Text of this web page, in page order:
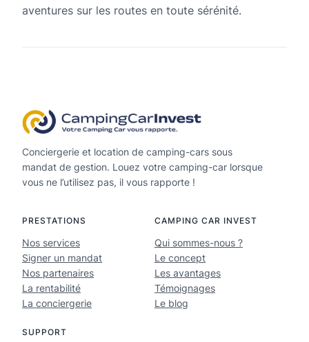
aventures sur les routes en toute sérénité.
Conciergerie et location de camping-cars sous
mandat de gestion. Louez votre camping-car lorsque
vous ne l’utilisez pas, il vous rapporte !
PRESTATIONS
Nos services
Signer un mandat
Nos partenaires
La rentabilité
La conciergerie
CAMPING CAR INVEST
Qui sommes-nous ?
Le concept
Les avantages
Témoignages
Le blog
SUPPORT